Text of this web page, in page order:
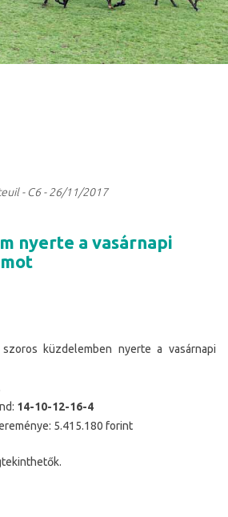
- C6 - 26/11/2017
nyerte a vasárnapi
szoros küzdelemben nyerte a vasárnapi
14-10-12-16-4
5.415.180 forint